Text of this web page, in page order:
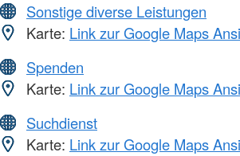
Sonstige diverse Leistungen
Karte: Link zur Google Maps
Spenden
Karte: Link zur Google Maps
Suchdienst
Karte: Link zur Google Maps